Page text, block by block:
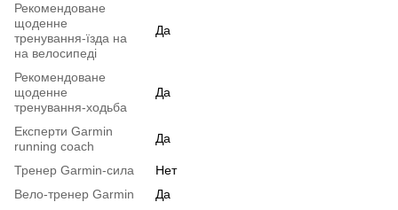
Рекомендоване
щоденне
тренування-їзда на
на велосипеді
Да
Рекомендоване
щоденне
тренування-ходьба
Да
Експерти Garmin
running coach
Да
Тренер Garmin-сила
Нет
Вело-тренер Garmin
Да